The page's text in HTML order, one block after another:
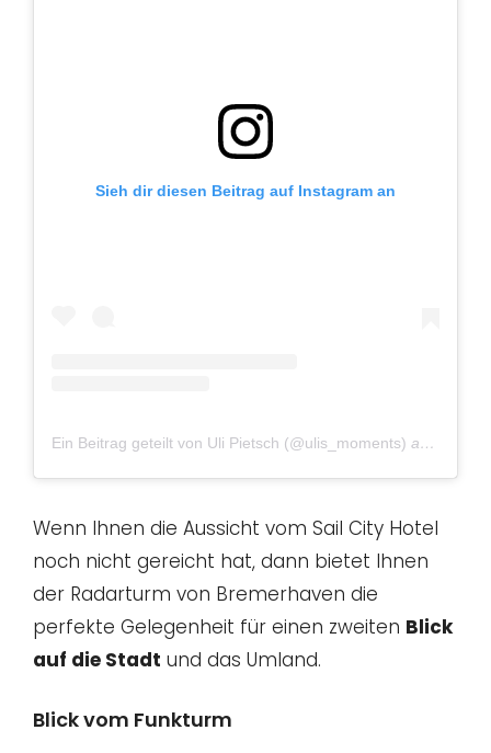
Sieh dir diesen Beitrag auf Instagram an
Ein Beitrag geteilt von Uli Pietsch (@ulis_moments) am
Wenn Ihnen die Aussicht vom Sail City Hotel
noch nicht gereicht hat, dann bietet Ihnen
der Radarturm von Bremerhaven die
perfekte Gelegenheit für einen zweiten Blick
auf die Stadt und das Umland.
Blick vom Funkturm